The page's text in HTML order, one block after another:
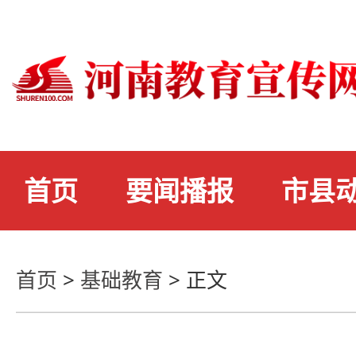
首页 要闻播报 市县
首页 > 基础教育 > 正文